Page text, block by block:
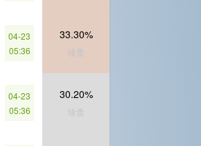
04-23
05:36
33.30%
珍贵
04-23
05:36
30.20%
珍贵